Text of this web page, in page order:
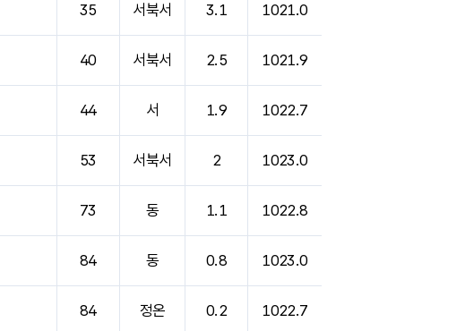
35 서북서 3.1 1021.0
40 서북서 2.5 1021.9
44 서 1.9 1022.7
53 서북서 2 1023.0
73 동 1.1 1022.8
84 동 0.8 1023.0
84 정온 0.2 1022.7